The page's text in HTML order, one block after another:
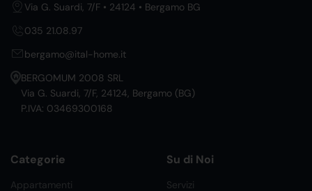
Via G. Suardi, 7/F • 24124 • Bergamo BG
035 21.08.97
bergamo@ital-home.it
BERGOMUM 2008 SRL
Via G. Suardi, 7/F, 24124, Bergamo (BG)
P.IVA: 03469300168
Categorie
Appartamenti
Su di Noi
Servizi